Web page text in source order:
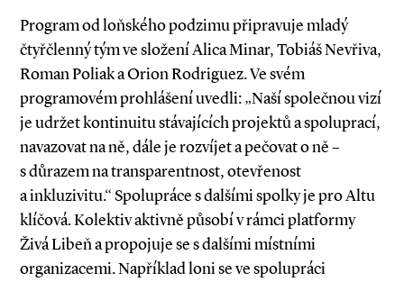
Program od loňského podzimu připravuje mladý
čtyřčlenný tým ve složení Alica Minar, Tobiáš Nevřiva,
Roman Poliak a Orion Rodriguez. Ve svém
programovém prohlášení uvedli: „Naší společnou vizí
je udržet kontinuitu stávajících projektů a spoluprací,
navazovat na ně, dále je rozvíjet a pečovat o ně –
s důrazem na transparentnost, otevřenost
a inkluzivitu.“ Spolupráce s dalšími spolky je pro Altu
klíčová. Kolektiv aktivně působí v rámci platformy
Živá Libeň a propojuje se s dalšími místními
organizacemi. Například loni se ve spolupráci